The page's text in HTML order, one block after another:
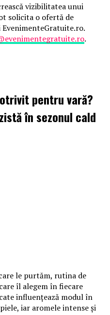
vizibilitatea unui
solicita o ofertă de
.
pentru vară?
în sezonul cald
le purtăm, rutina de
îl alegem în fiecare
influențează modul în
iar aromele intense și